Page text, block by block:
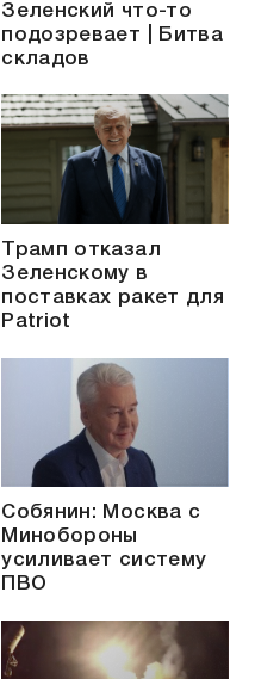
Зеленский что-то
подозревает | Битва
складов
Трамп отказал
Зеленскому в
поставках ракет для
Patriot
Собянин: Москва с
Минобороны
усиливает систему
ПВО